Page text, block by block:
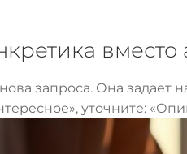
вместо
запроса. Она задает
уточните: